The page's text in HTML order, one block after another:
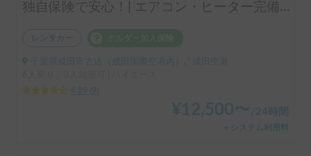
独自保険で安心！| エアコン・ヒーター完備で就寝時も快適✨都心で借りれるハイエース🚐
レンタカー
千葉県成田市古込（成田国際空港内）, ' 成田空港
4.89
9
¥ 12,500〜/24時間
＋システム利用料